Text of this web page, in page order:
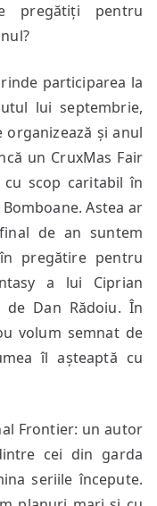
pregătiți pentru
participarea la
lui septembrie,
organizează și anul
un CruxMas Fair
scop caritabil în
Astea ar
de an suntem
pregătire pentru
a lui Ciprian
Dan Rădoiu. În
volum semnat de
îl așteaptă cu
Frontier: un autor
cei din garda
seriile începute.